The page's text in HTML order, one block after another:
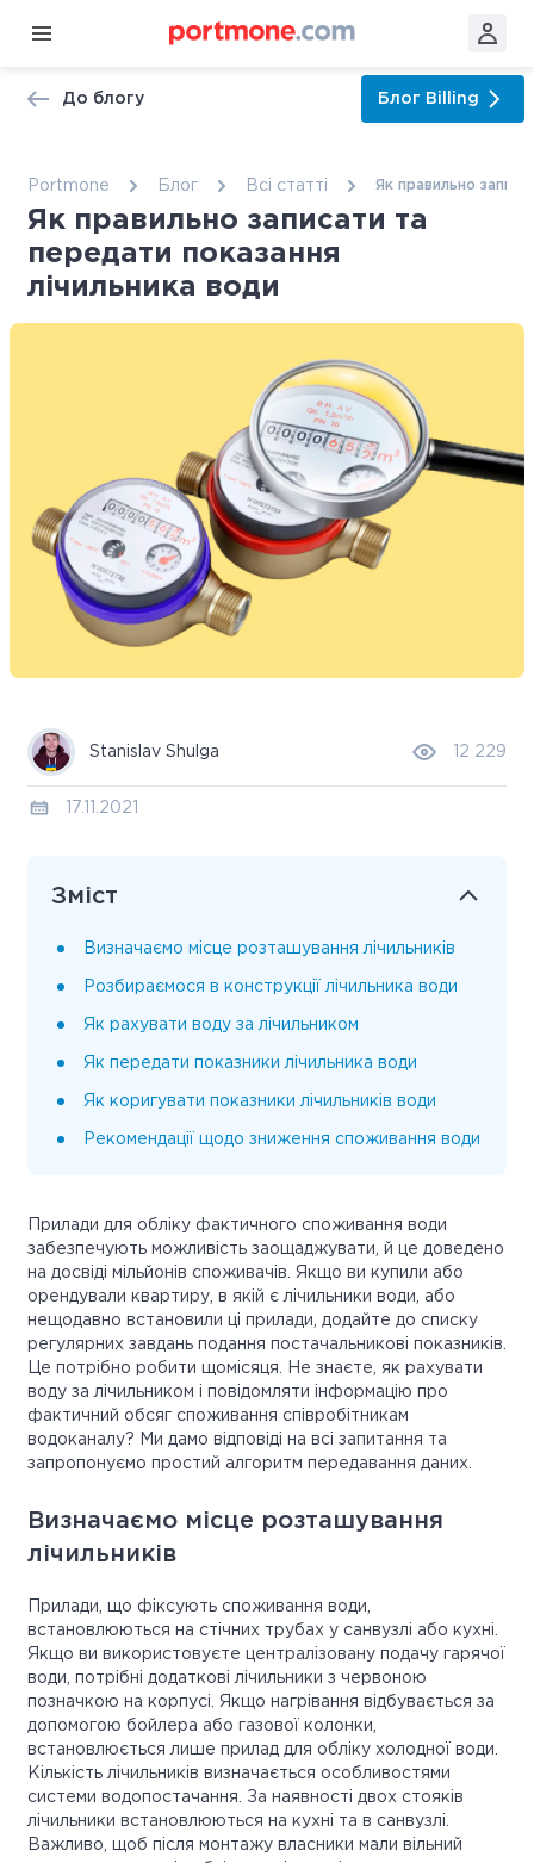
До блогу Блог Billing
Portmone Блог Всі статтi Як правильно
Як правильно записати та
передати показання
лічильника води
Stanislav Shulga 12 229
17.11.2021
Зміст
Визначаємо місце розташування лічильників
Розбираємося в конструкції лічильника води
Як рахувати воду за лічильником
Як передати показники лічильника води
Як коригувати показники лічильників води
Рекомендації щодо зниження споживання води
Прилади для обліку фактичного споживання води
забезпечують можливість заощаджувати, й це доведено
на досвіді мільйонів споживачів. Якщо ви купили або
орендували квартиру, в якій є лічильники води, або
нещодавно встановили ці прилади, додайте до списку
регулярних завдань подання постачальникові показників.
Це потрібно робити щомісяця. Не знаєте, як рахувати
воду за лічильником і повідомляти інформацію про
фактичний обсяг споживання співробітникам
водоканалу? Ми дамо відповіді на всі запитання та
запропонуємо простий алгоритм передавання даних.
Визначаємо місце розташування
лічильників
Прилади, що фіксують споживання води,
встановлюються на стічних трубах у санвузлі або кухні.
Якщо ви використовуєте централізовану подачу гарячої
води, потрібні додаткові лічильники з червоною
позначкою на корпусі. Якщо нагрівання відбувається за
допомогою бойлера або газової колонки,
встановлюється лише прилад для обліку холодної води.
Кількість лічильників визначається особливостями
системи водопостачання. За наявності двох стояків
лічильники встановлюються на кухні та в санвузлі.
Важливо, щоб після монтажу власники мали вільний